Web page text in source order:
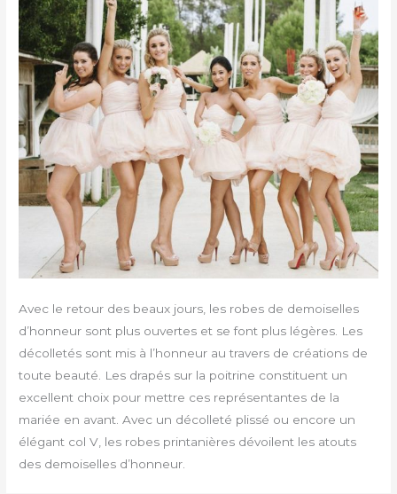
Avec le retour des beaux jours, les robes de demoiselles
d’honneur sont plus ouvertes et se font plus légères. Les
décolletés sont mis à l’honneur au travers de créations de
toute beauté. Les drapés sur la poitrine constituent un
excellent choix pour mettre ces représentantes de la
mariée en avant. Avec un décolleté plissé ou encore un
élégant col V, les robes printanières dévoilent les atouts
des demoiselles d’honneur.